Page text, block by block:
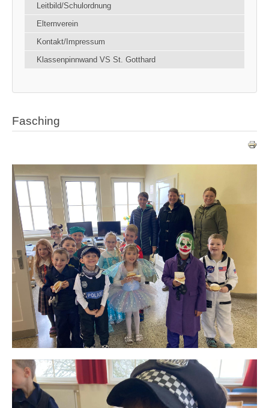
Leitbild/Schulordnung
Elternverein
Kontakt/Impressum
Klassenpinnwand VS St. Gotthard
Fasching